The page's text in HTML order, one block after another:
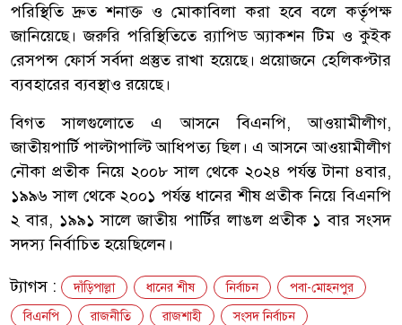
পরিস্থিতি দ্রুত শনাক্ত ও মোকাবিলা করা হবে বলে কর্তৃপক্ষ
জানিয়েছে। জরুরি পরিস্থিতিতে র‍্যাপিড অ্যাকশন টিম ও কুইক
রেসপন্স ফোর্স সর্বদা প্রস্তুত রাখা হয়েছে। প্রয়োজনে হেলিকপ্টার
ব্যবহারের ব্যবস্থাও রয়েছে।
বিগত সালগুলোতে এ আসনে বিএনপি, আওয়ামীলীগ,
জাতীয়পার্টি পাল্টাপাল্টি আধিপত্য ছিল। এ আসনে আওয়ামীলীগ
নৌকা প্রতীক নিয়ে ২০০৮ সাল থেকে ২০২৪ পর্যন্ত টানা ৪বার,
১৯৯৬ সাল থেকে ২০০১ পর্যন্ত ধানের শীষ প্রতীক নিয়ে বিএনপি
২ বার, ১৯৯১ সালে জাতীয় পার্টির লাঙল প্রতীক ১ বার সংসদ
সদস্য নির্বাচিত হয়েছিলেন।
ট্যাগস : দাঁড়িপাল্লা ধানের শীষ নির্বাচন
পবা-মোহনপুর
বিএনপি
রাজনীতি রাজশাহী সংসদ নির্বাচন